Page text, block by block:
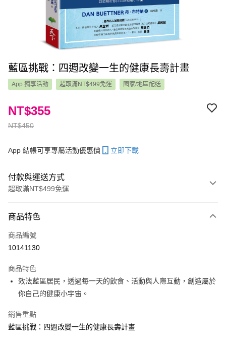
藍區挑戰：四週改變一生的健康長壽計畫
App 獨享活動 超取滿NT$499免運 國家/地區配送
NT$450
NT$355
App 結帳可享專屬活動優惠價 立即下載
付款與運送方式
超取滿NT$499免運
信用卡一次付款
LINE Pay
大哥付你分期
相關說明
1.本服務由台灣大哥大提供，台灣大哥大用戶可立即使用無須另外申請。
流程，驗證手機門號後，選擇欲分期的期數、繳款截止日，確認付款後即完
AFTEE先享後付
相關說明
商品特色
商品編號
10141130
商品特色
效法藍區居民，透過每一天的飲食、活動與人際互動，創造屬於
你自己的健康小宇宙。
銷售重點
藍區挑戰：四週改變一生的健康長壽計畫